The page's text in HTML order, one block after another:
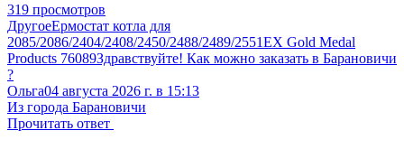
319 просмотров
ДругоеЕрмостат котла для
2085/2086/2404/2408/2450/2488/2489/2551EX Gold Medal
Products 76089Здравствуйте! Как можно заказать в Барановичи
?
Ольга04 августа 2026 г. в 15:13
Из города Барановичи
Прочитать ответ